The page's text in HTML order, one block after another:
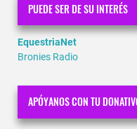
PUEDE SER DE SU INTERÉS
EquestriaNet
Bronies Radio
APÓYANOS CON TU